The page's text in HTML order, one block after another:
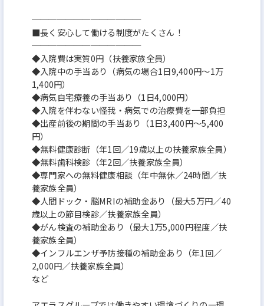
─────────────
■長く安心して働ける制度がたくさん！
─────────────
◆入院費は実質0円（扶養家族全員）
◆入院中の手当あり（病気の場合1日9,400円～1万
1,400円）
◆病気自宅療養の手当あり（1日4,000円）
◆入院を伴わない怪我・病気での治療費を一部負担
◆出産前後の期間の手当あり（1日3,400円～5,400
円）
◆無料健康診断（年1回／19歳以上の扶養家族全員）
◆無料歯科検診（年2回／扶養家族全員）
◆専門家への無料健康相談（年中無休／24時間／扶
養家族全員）
◆人間ドック・脳MRIの補助金あり（最大5万円／40
歳以上の節目検診／扶養家族全員）
◆がん検査の補助金あり（最大1万5,000円程度／扶
養家族全員）
◆インフルエンザ予防接種の補助金あり（年1回／
2,000円／扶養家族全員）
など